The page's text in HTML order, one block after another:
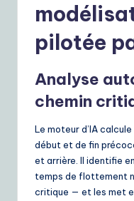
pilotée
Analyse
chemin
Le moteur d’IA
début et de fin
et arrière. Il identifie
temps de flottement
critique — et les met